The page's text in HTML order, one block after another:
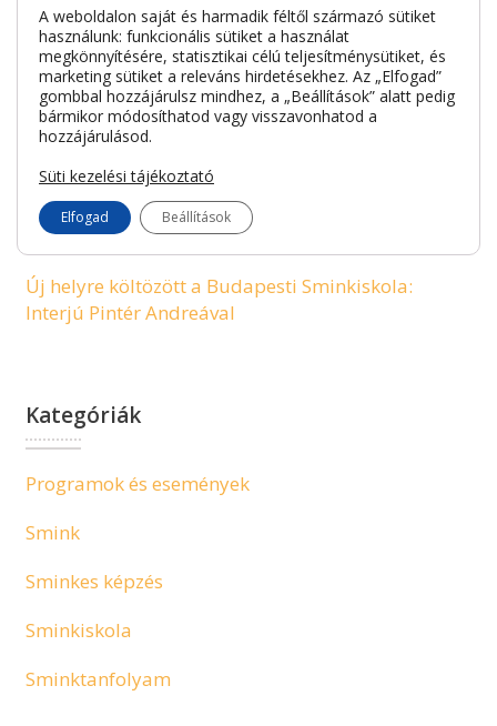
Budapesti Sminkiskola tanulói újra bizonyítottak
Sminkes és szempillaépítő képzés a Budapesti
Sminkiskolában – Kezdd el a karriered most!
A tökéletes alapozó kiválasztása: Tippek minden
Privát Sminkóra a Budapesti Sminkiskolában:
Fedezd fel a smink művészetét velünk!
Új helyre költözött a Budapesti Sminkiskola:
Interjú Pintér Andreával
Kategóriák
Programok és események
Smink
Sminkes képzés
Sminkiskola
Sminktanfolyam
A weboldalon saját és harmadik féltől származó sütiket
használunk: funkcionális sütiket a használat
megkönnyítésére, statisztikai célú teljesítménysütiket, és
marketing sütiket a releváns hirdetésekhez. Az „Elfogad”
gombbal hozzájárulsz mindhez, a „Beállítások” alatt pedig
bármikor módosíthatod vagy visszavonhatod a
hozzájárulásod.
Süti kezelési tájékoztató
Elfogad Beállítások